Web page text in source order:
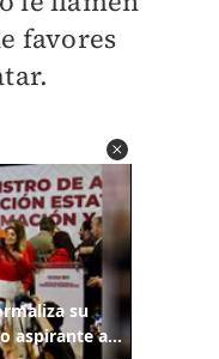
favores